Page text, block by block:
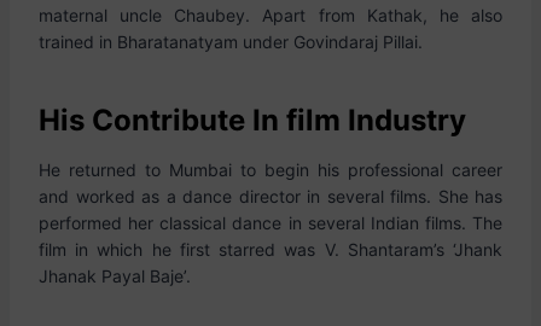
maternal uncle Chaubey. Apart from Kathak, he also
trained in Bharatanatyam under Govindaraj Pillai.
His Contribute In film Industry
He returned to Mumbai to begin his professional career
and worked as a dance director in several films. She has
performed her classical dance in several Indian films. The
film in which he first starred was V. Shantaram’s ‘Jhank
Jhanak Payal Baje’.